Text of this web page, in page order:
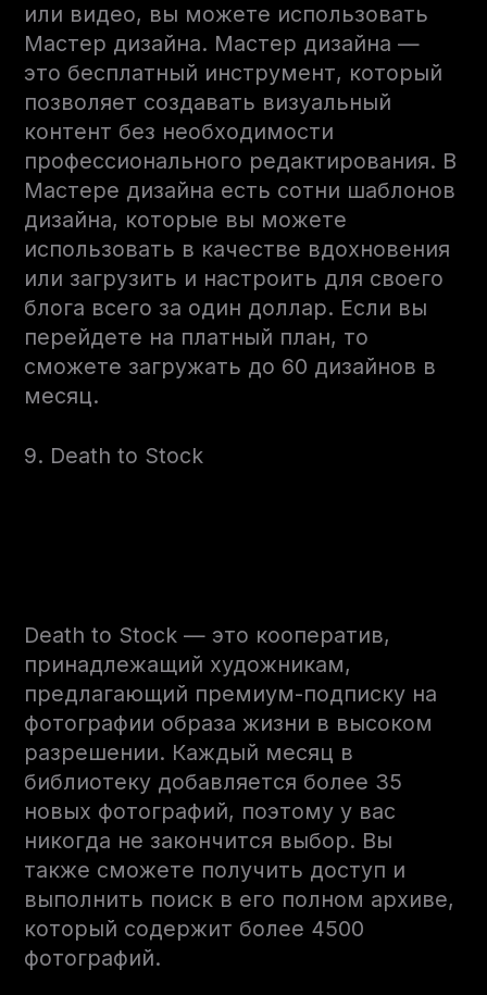
или видео, вы можете использовать
Мастер дизайна. Мастер дизайна —
это бесплатный инструмент, который
позволяет создавать визуальный
контент без необходимости
профессионального редактирования. В
Мастере дизайна есть сотни шаблонов
дизайна, которые вы можете
использовать в качестве вдохновения
или загрузить и настроить для своего
блога всего за один доллар. Если вы
перейдете на платный план, то
сможете загружать до 60 дизайнов в
месяц.
9. Death to Stock
Death to Stock — это кооператив,
принадлежащий художникам,
предлагающий премиум-подписку на
фотографии образа жизни в высоком
разрешении. Каждый месяц в
библиотеку добавляется более 35
новых фотографий, поэтому у вас
никогда не закончится выбор. Вы
также сможете получить доступ и
выполнить поиск в его полном архиве,
который содержит более 4500
фотографий.